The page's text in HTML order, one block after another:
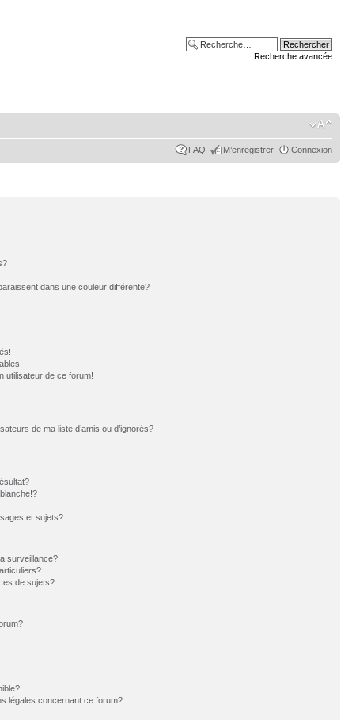
Recherche avancée
FAQ M’enregistrer Connexion
dans une couleur différente?
utilisateur de ce forum!
de ma liste d’amis ou d’ignorés?
et sujets?
surveillance?
de sujets?
légales concernant ce forum?